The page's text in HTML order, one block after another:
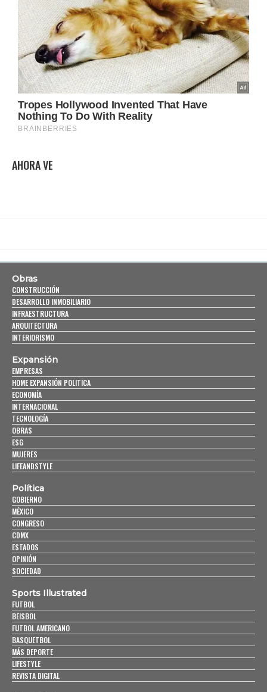
AHORA VE
Obras
CONSTRUCCIÓN
DESARROLLO INMOBILIARIO
INFRAESTRUCTURA
ARQUITECTURA
INTERIORISMO
Expansión
EMPRESAS
HOME EXPANSIÓN POLITICA
ECONOMÍA
INTERNACIONAL
TECNOLOGÍA
OBRAS
ESG
MUJERES
LIFEANDSTYLE
Política
GOBIERNO
MÉXICO
CONGRESO
CDMX
ESTADOS
OPINIÓN
SOCIEDAD
Sports Illustrated
FUTBOL
BEISBOL
FUTBOL AMERICANO
BASQUETBOL
MÁS DEPORTE
LIFESTYLE
REVISTA DIGITAL